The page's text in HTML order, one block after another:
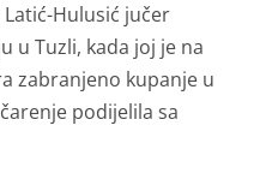
Hulusić jučer
u Tuzli, kada joj je na
zabranjeno kupanje u
podijelila sa